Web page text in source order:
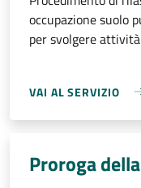
occupazione suolo
per svolgere
VAI AL SERVIZIO
Proroga